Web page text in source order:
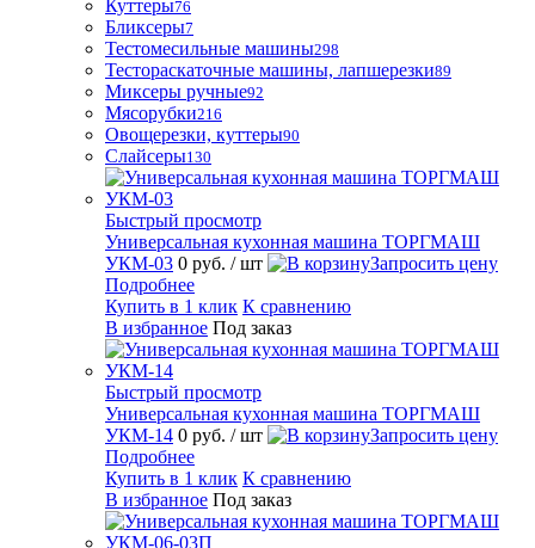
Куттеры76
Бликсеры7
Тестомесильные машины298
Тестораскаточные машины, лапшерезки89
Миксеры ручные92
Мясорубки216
Овощерезки, куттеры90
Слайсеры130
Быстрый просмотр
Универсальная кухонная машина ТОРГМАШ
УКМ-03 0 руб. / шт
Запросить цену
Подробнее
Купить в 1 клик К сравнению
В избранное Под заказ
Быстрый просмотр
Универсальная кухонная машина ТОРГМАШ
УКМ-14 0 руб. / шт
Запросить цену
Подробнее
Купить в 1 клик К сравнению
В избранное Под заказ